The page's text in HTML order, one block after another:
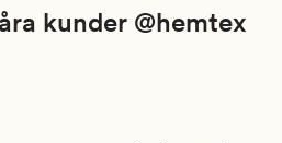
kunder @hemtex